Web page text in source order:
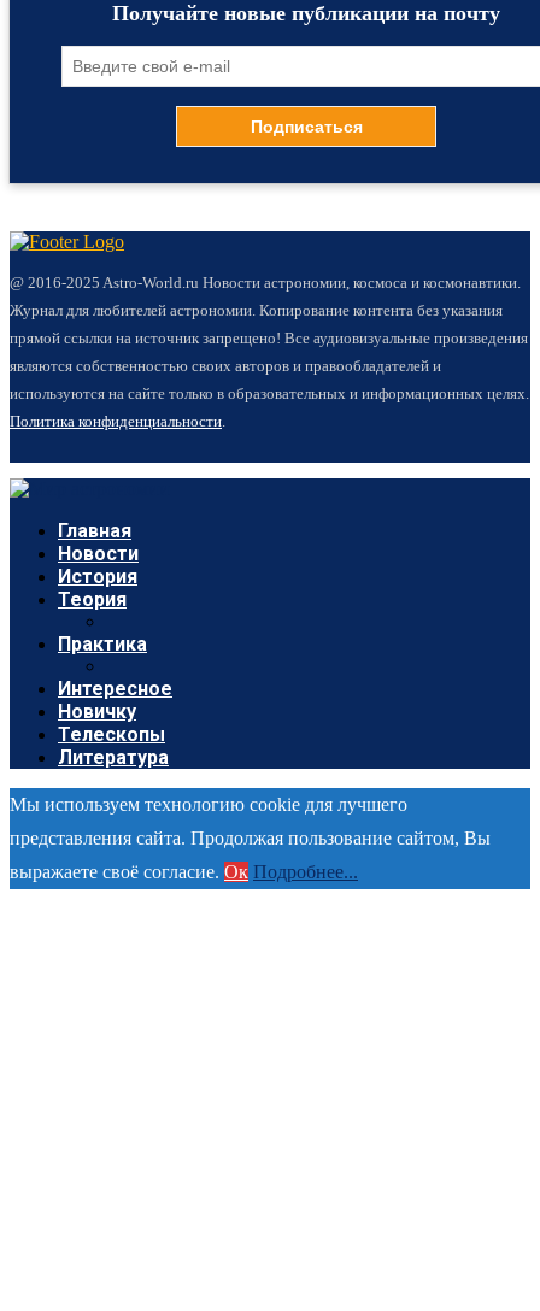
Получайте новые публикации на почту
@ 2016-2025 Astro-World.ru Новости астрономии, космоса и космонавтики.
Журнал для любителей астрономии. Копирование контента без указания
прямой ссылки на источник запрещено! Все аудиовизуальные произведения
являются собственностью своих авторов и правообладателей и
используются на сайте только в образовательных и информационных целях.
Политика конфиденциальности.
Главная
Новости
История
Теория
Практика
Интересное
Новичку
Телескопы
Литература
Мы используем технологию cookie для лучшего
представления сайта. Продолжая пользование сайтом, Вы
выражаете своё согласие. Ок Подробнее...